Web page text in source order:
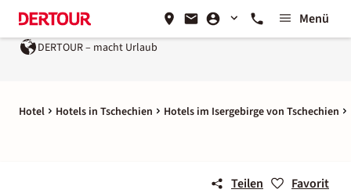
Menü
DERTOUR – macht Urlaub
Hotel Hotels in Tschechien Hotels im Isergebirge von Tschechien
Teilen Favorit